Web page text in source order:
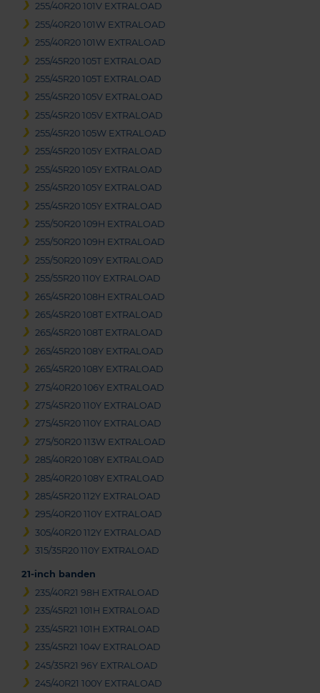
255/40R20 101V EXTRALOAD
255/40R20 101W EXTRALOAD
255/40R20 101W EXTRALOAD
255/45R20 105T EXTRALOAD
255/45R20 105T EXTRALOAD
255/45R20 105V EXTRALOAD
255/45R20 105V EXTRALOAD
255/45R20 105W EXTRALOAD
255/45R20 105Y EXTRALOAD
255/45R20 105Y EXTRALOAD
255/45R20 105Y EXTRALOAD
255/45R20 105Y EXTRALOAD
255/50R20 109H EXTRALOAD
255/50R20 109H EXTRALOAD
255/50R20 109Y EXTRALOAD
255/55R20 110Y EXTRALOAD
265/45R20 108H EXTRALOAD
265/45R20 108T EXTRALOAD
265/45R20 108T EXTRALOAD
265/45R20 108Y EXTRALOAD
265/45R20 108Y EXTRALOAD
275/40R20 106Y EXTRALOAD
275/45R20 110Y EXTRALOAD
275/45R20 110Y EXTRALOAD
275/50R20 113W EXTRALOAD
285/40R20 108Y EXTRALOAD
285/40R20 108Y EXTRALOAD
285/45R20 112Y EXTRALOAD
295/40R20 110Y EXTRALOAD
305/40R20 112Y EXTRALOAD
315/35R20 110Y EXTRALOAD
21-inch banden
235/40R21 98H EXTRALOAD
235/45R21 101H EXTRALOAD
235/45R21 101H EXTRALOAD
235/45R21 104V EXTRALOAD
245/35R21 96Y EXTRALOAD
245/40R21 100Y EXTRALOAD